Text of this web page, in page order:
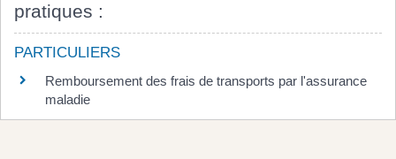
pratiques :
PARTICULIERS
Remboursement des frais de transports par l'assurance
maladie